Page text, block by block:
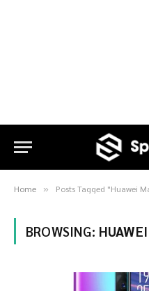
Home » Posts Tagged "Huawei
BROWSING: